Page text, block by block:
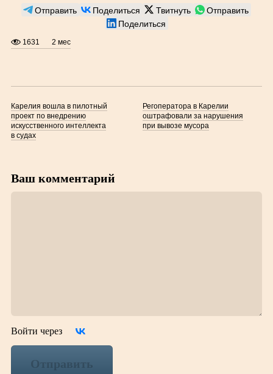
Отправить Поделиться Твитнуть
Отправить
Поделиться
1631 2 мес
Карелия вошла в пилотный
проект по внедрению
искусственного интеллекта
в судах
Регоператора в Карелии
оштрафовали за нарушения
при вывозе мусора
Ваш комментарий
Войти через
Отправить